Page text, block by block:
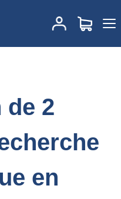
de 2 projets de
de 3 minutes
de 2
en